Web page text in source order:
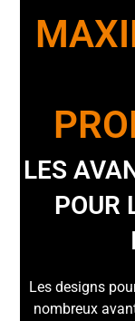
LES
POUR
Les designs
nombreux